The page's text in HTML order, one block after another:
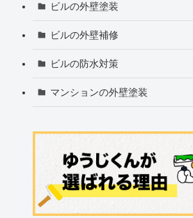
ビルの外壁塗装
ビルの外壁補修
ビルの防水対策
マンションの外壁塗装